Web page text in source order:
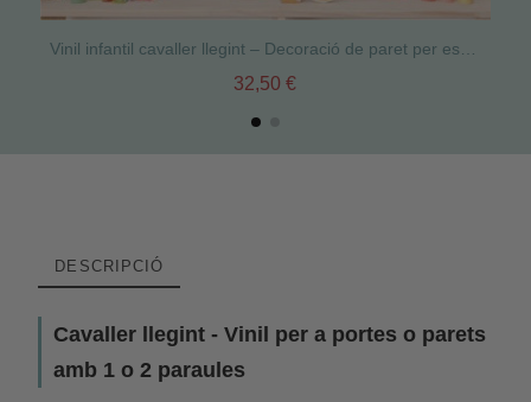
32,50 €
DESCRIPCIÓ
Cavaller llegint - Vinil per a portes o parets
amb 1 o 2 paraules